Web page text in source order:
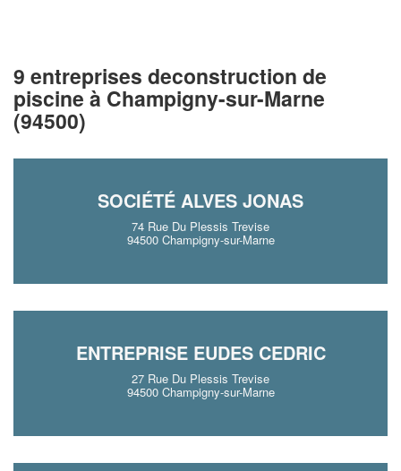
9 entreprises deconstruction de
piscine à Champigny-sur-Marne
(94500)
SOCIÉTÉ ALVES JONAS
74 Rue Du Plessis Trevise
94500 Champigny-sur-Marne
ENTREPRISE EUDES CEDRIC
27 Rue Du Plessis Trevise
94500 Champigny-sur-Marne